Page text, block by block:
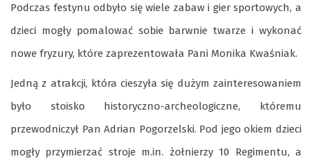
Podczas festynu odbyło się wiele zabaw i gier sportowych, a
dzieci mogły pomalować sobie barwnie twarze i wykonać
nowe fryzury, które zaprezentowała Pani Monika Kwaśniak.
Jedną z atrakcji, która cieszyła się dużym zainteresowaniem
było stoisko historyczno-archeologiczne, któremu
przewodniczył Pan Adrian Pogorzelski. Pod jego okiem dzieci
mogły przymierzać stroje m.in. żołnierzy 10 Regimentu, a